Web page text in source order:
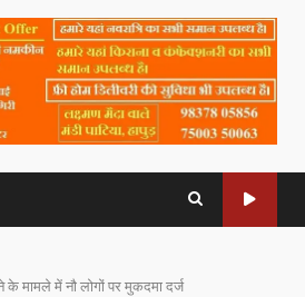
मामले में नौ लोगों पर मुकदमा दर्ज